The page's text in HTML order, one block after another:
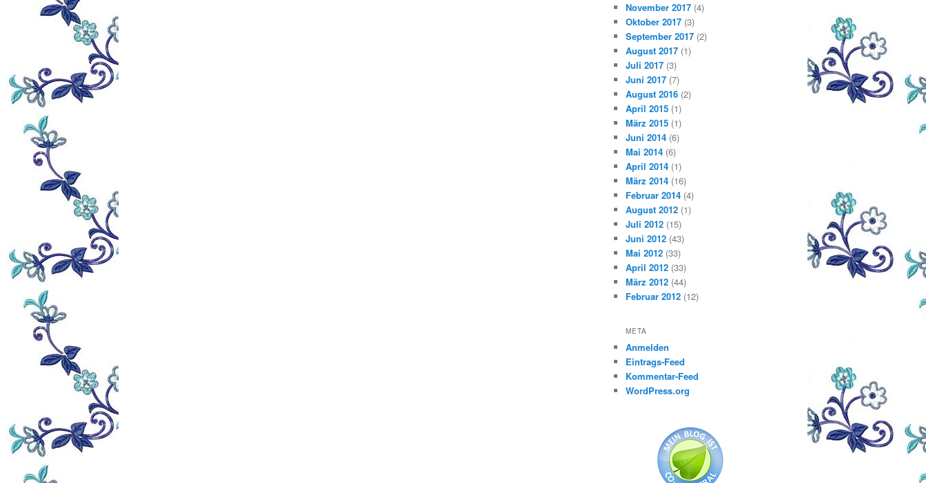
November 2017 (4)
Oktober 2017 (3)
September 2017 (2)
August 2017 (1)
Juli 2017 (3)
Juni 2017 (7)
August 2016 (2)
April 2015 (1)
März 2015 (1)
Juni 2014 (6)
Mai 2014 (6)
April 2014 (1)
März 2014 (16)
Februar 2014 (4)
August 2012 (1)
Juli 2012 (15)
Juni 2012 (43)
Mai 2012 (33)
April 2012 (33)
März 2012 (44)
Februar 2012 (12)
META
Anmelden
Eintrags-Feed
Kommentar-Feed
WordPress.org